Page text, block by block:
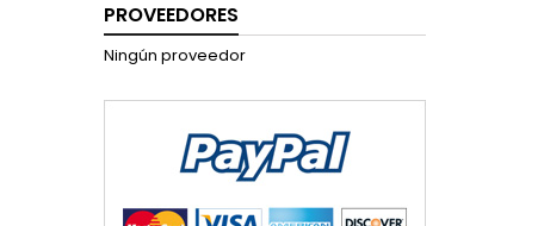
PROVEEDORES
Ningún proveedor